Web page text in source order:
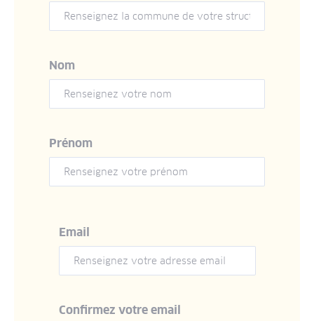
Nom
Prénom
Email
Confirmez votre email